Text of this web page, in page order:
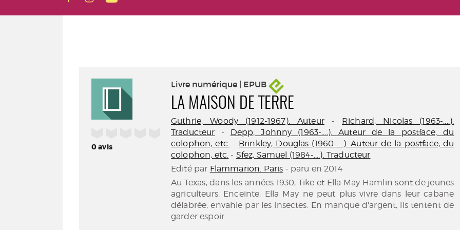
0avis
Livre numérique | EPUB
LA MAISON DE TERRE
Guthrie, Woody (1912-1967). Auteur- Richard, Nicolas (1963-....).
Traducteur - Depp, Johnny (1963-....). Auteur de la postface, du
colophon, etc. - Brinkley, Douglas (1960-....). Auteur de la postface, du
colophon, etc. - Sfez, Samuel (1984-....). Traducteur
Edité par Flammarion. Paris - paru en 2014
Au Texas, dans les années 1930, Tike et Ella May Hamlin sont de jeunes
agriculteurs. Enceinte, Ella May ne peut plus vivre dans leur cabane
délabrée, envahie par les insectes. En manque d'argent, ils tentent de
garder espoir.